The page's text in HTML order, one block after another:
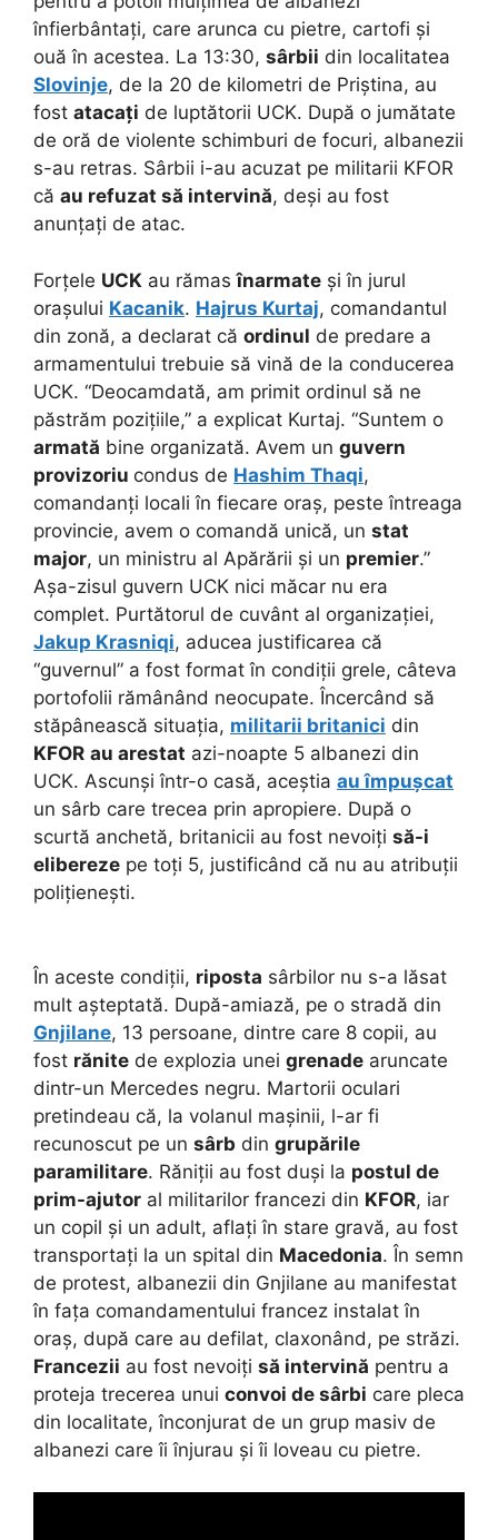
înfierbântați, care arunca cu pietre, cartofi și
ouă în acestea. La 13:30, sârbii din localitatea
Slovinje, de la 20 de kilometri de Priștina, au
fost atacați de luptătorii UCK. După o jumătate
de oră de violente schimburi de focuri, albanezii
s-au retras. Sârbii i-au acuzat pe militarii KFOR
că au refuzat să intervină, deși au fost
anunțați de atac.
Forțele UCK au rămasînarmate și în jurul
orașului Kacanik. Hajrus Kurtaj, comandantul
din zonă, a declarat că ordinul de predare a
armamentului trebuie să vină de la conducerea
UCK. “Deocamdată, am primit ordinul să ne
păstrăm pozițiile,” a explicat Kurtaj. “Suntem o
armată bine organizată. Avem un guvern
provizoriu condus de Hashim Thaqi,
comandanți locali în fiecare oraș, peste întreaga
provincie, avem o comandă unică, un stat
major, un ministru al Apărării și un premier.”
Așa-zisul guvern UCK nici măcar nu era
complet. Purtătorul de cuvânt al organizației,
Jakup Krasniqi, aducea justificarea că
“guvernul” a fost format în condiții grele, câteva
portofolii rămânând neocupate. Încercând să
stăpânească situația, militarii britanici din
KFOR au arestat azi-noapte 5 albanezi din
UCK. Ascunși într-o casă, aceștia au împușcat
un sârb care trecea prin apropiere. După o
scurtă anchetă, britanicii au fost nevoiți să-i
elibereze pe toți 5, justificând că nu au atribuții
polițienești.
În aceste condiții, riposta sârbilor nu s-a lăsat
mult așteptată. După-amiază, pe o stradă din
Gnjilane, 13 persoane, dintre care 8 copii, au
fost rănite de explozia unei grenade aruncate
dintr-un Mercedes negru. Martorii oculari
pretindeau că, la volanul mașinii, l-ar fi
recunoscut pe un sârb din grupările
paramilitare. Răniții au fost duși la postul de
prim-ajutor al militarilor francezi din KFOR, iar
un copil și un adult, aflați în stare gravă, au fost
transportați la un spital din Macedonia. În semn
de protest, albanezii din Gnjilane au manifestat
în fața comandamentului francez instalat în
oraș, după care au defilat, claxonând, pe străzi.
Francezii au fost nevoiți să intervină pentru a
proteja trecerea unui convoi de sârbi care pleca
din localitate, înconjurat de un grup masiv de
albanezi care îi înjurau și îi loveau cu pietre.